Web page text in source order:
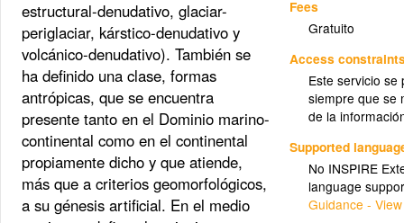
Fees
Gratuito
Access
Este servicio
siempre que se
de la
Supported
No INSPIRE
language
Guidance -
estructural-denudativo, glaciar-
periglaciar, kárstico-denudativo y
volcánico-denudativo). También se
ha definido una clase, formas
antrópicas, que se encuentra
presente tanto en el Dominio marino-
continental como en el continental
propiamente dicho y que atiende,
más que a criterios geomorfológicos,
a su génesis artificial. En el medio